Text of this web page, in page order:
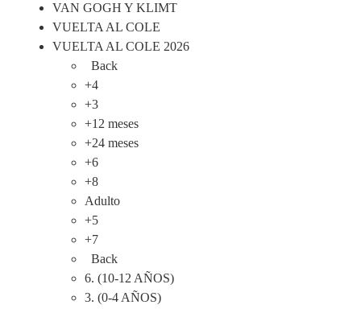
VAN GOGH Y KLIMT
VUELTA AL COLE
VUELTA AL COLE 2026
Back
+4
+3
+12 meses
+24 meses
+6
+8
Adulto
+5
+7
Back
6. (10-12 AÑOS)
3. (0-4 AÑOS)